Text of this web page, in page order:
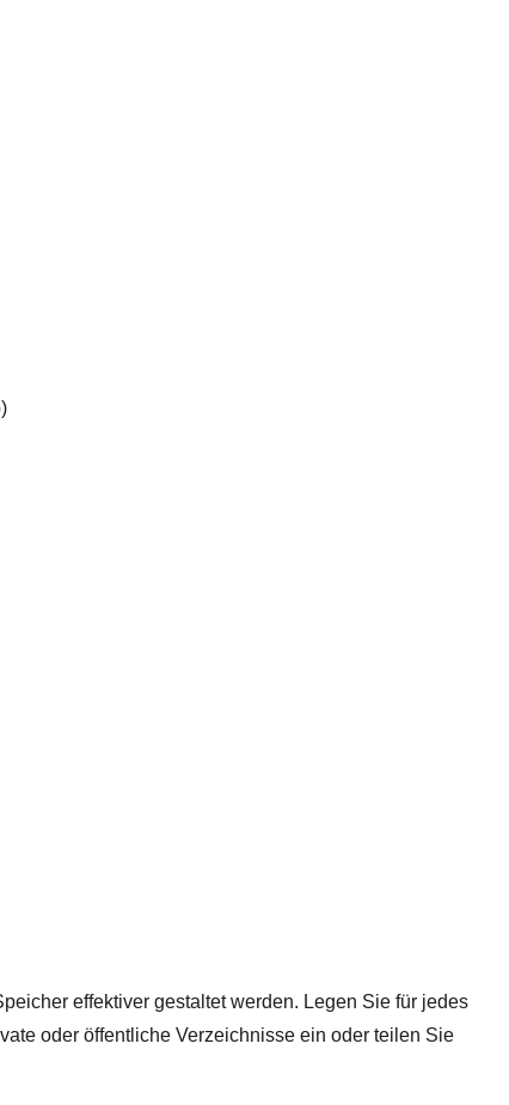
effektiver gestaltet werden. Legen Sie für jedes
oder öffentliche Verzeichnisse ein oder teilen Sie